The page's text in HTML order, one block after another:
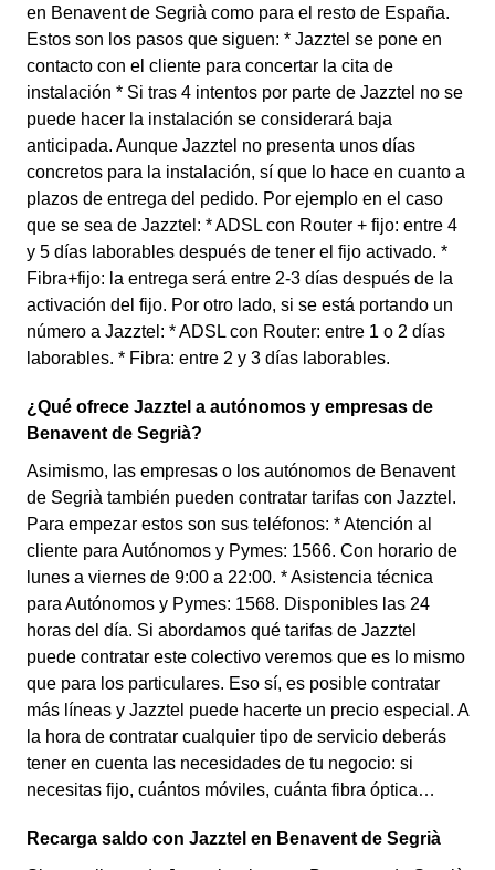
en Benavent de Segrià como para el resto de España.
Estos son los pasos que siguen: * Jazztel se pone en
contacto con el cliente para concertar la cita de
instalación * Si tras 4 intentos por parte de Jazztel no se
puede hacer la instalación se considerará baja
anticipada. Aunque Jazztel no presenta unos días
concretos para la instalación, sí que lo hace en cuanto a
plazos de entrega del pedido. Por ejemplo en el caso
que se sea de Jazztel: * ADSL con Router + fijo: entre 4
y 5 días laborables después de tener el fijo activado. *
Fibra+fijo: la entrega será entre 2-3 días después de la
activación del fijo. Por otro lado, si se está portando un
número a Jazztel: * ADSL con Router: entre 1 o 2 días
laborables. * Fibra: entre 2 y 3 días laborables.
¿Qué ofrece Jazztel a autónomos y empresas de
Benavent de Segrià?
Asimismo, las empresas o los autónomos de Benavent
de Segrià también pueden contratar tarifas con Jazztel.
Para empezar estos son sus teléfonos: * Atención al
cliente para Autónomos y Pymes: 1566. Con horario de
lunes a viernes de 9:00 a 22:00. * Asistencia técnica
para Autónomos y Pymes: 1568. Disponibles las 24
horas del día. Si abordamos qué tarifas de Jazztel
puede contratar este colectivo veremos que es lo mismo
que para los particulares. Eso sí, es posible contratar
más líneas y Jazztel puede hacerte un precio especial. A
la hora de contratar cualquier tipo de servicio deberás
tener en cuenta las necesidades de tu negocio: si
necesitas fijo, cuántos móviles, cuánta fibra óptica…
Recarga saldo con Jazztel en Benavent de Segrià